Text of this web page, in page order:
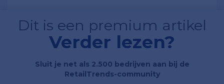
Dit is een premium artikel
Verder lezen?
Sluit je net als 2.500 bedrijven aan bij de
RetailTrends-community